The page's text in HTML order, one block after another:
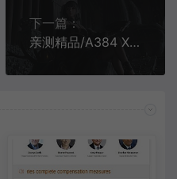
下一篇：
亲测精品/A384 XxPayPro 聚合支付系统源码 – 支持三方支付接口部署